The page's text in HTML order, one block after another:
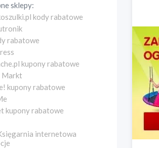
sklepy:
kody rabatowe
rabatowe
kupony rabatowe
Markt
kupony rabatowe
kupony rabatowe
internetowa